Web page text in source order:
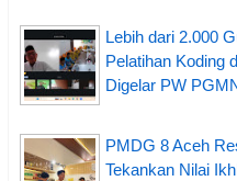
Lebih dari 2.000
Pelatihan Koding
Digelar PW
PMDG 8 Aceh
Tekankan Nilai